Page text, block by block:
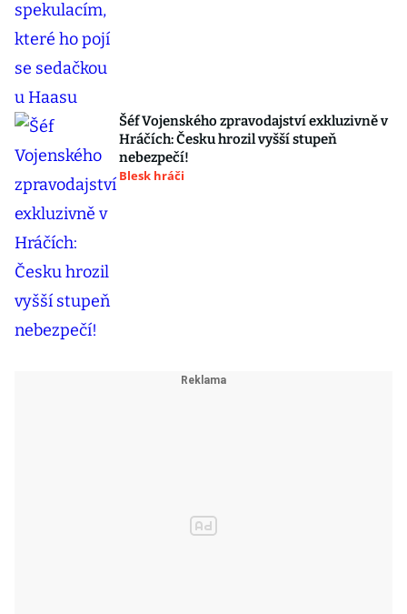
Šéf Vojenského zpravodajství exkluzivně v
Hráčích: Česku hrozil vyšší stupeň
nebezpečí!
Blesk hráči